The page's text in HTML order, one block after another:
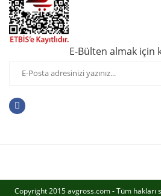
E-Bülten almak için
Copyright 2015 avgross.com - Tüm hakları